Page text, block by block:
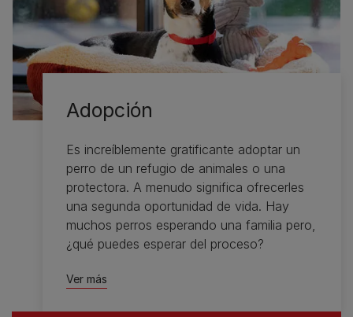
Adopción
Es increíblemente gratificante adoptar un
perro de un refugio de animales o una
protectora. A menudo significa ofrecerles
una segunda oportunidad de vida. Hay
muchos perros esperando una familia pero,
¿qué puedes esperar del proceso?
Ver más